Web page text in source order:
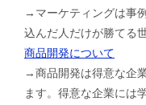
→マーケティングは事
込んだ人だけが勝てる
商品開発について
→商品開発は得意な企
ます。得意な企業には